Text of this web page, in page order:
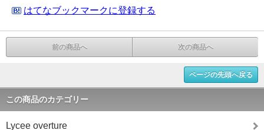
はてなブックマークに登録する
前の商品へ 次の商品へ
ページの先頭へ戻る
この商品のカテゴリー
Lycee overture